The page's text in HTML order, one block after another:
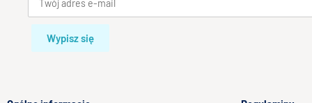
Wypisz się